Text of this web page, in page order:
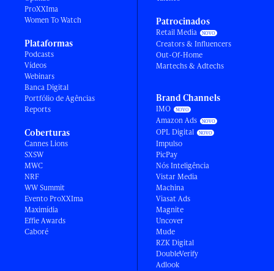
ProXXIma
Women To Watch
Plataformas
Podcasts
Vídeos
Webinars
Banca Digital
Portfólio de Agências
Reports
Coberturas
Cannes Lions
SXSW
MWC
NRF
WW Summit
Evento ProXXIma
Maximídia
Effie Awards
Caboré
Patrocinados
Retail Media
Creators & Influencers
Out-Of-Home
Martechs & Adtechs
Brand Channels
IMO
Amazon Ads
OPL Digital
Impulso
PicPay
Nós Inteligência
Vistar Media
Machina
Viasat Ads
Magnite
Uncover
Mude
RZK Digital
DoubleVerify
Adlook